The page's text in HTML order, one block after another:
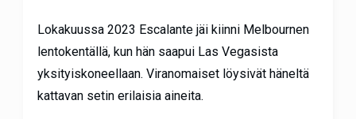
Lokakuussa 2023 Escalante jäi kiinni Melbournen
lentokentällä, kun hän saapui Las Vegasista
yksityiskoneellaan. Viranomaiset löysivät häneltä
kattavan setin erilaisia aineita.